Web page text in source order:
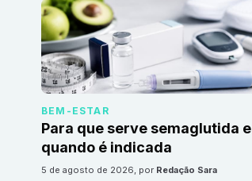
BEM-ESTAR
Para que serve semaglutida e
quando é indicada
5 de agosto de 2026, por Redação Sara